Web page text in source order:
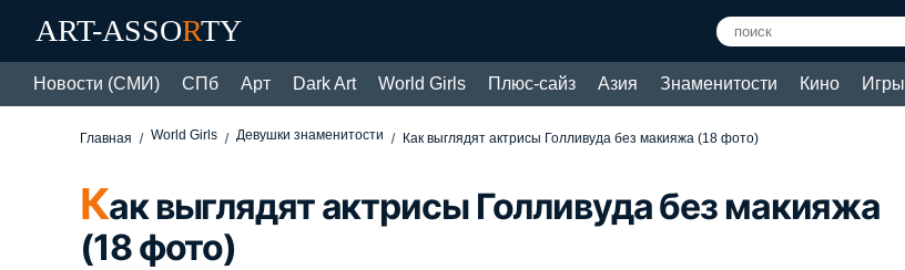
ART-ASSORTY
Новости (СМИ) СПб Арт Dark Art World Girls Плюс-сайз Азия Знаменитости Кино Игры
Главная World Girls Девушки знаменитости Как выглядят актрисы Голливуда без макияжа (18 фото)
Как выглядят актрисы Голливуда без макияжа
(18 фото)